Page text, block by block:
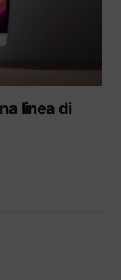
linea di